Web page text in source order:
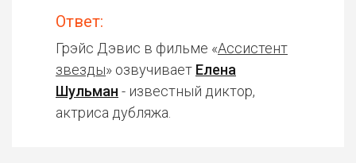
Ответ:
Грэйс Дэвис в фильме «Ассистент
звезды» озвучивает Елена
Шульман - известный диктор,
актриса дубляжа.